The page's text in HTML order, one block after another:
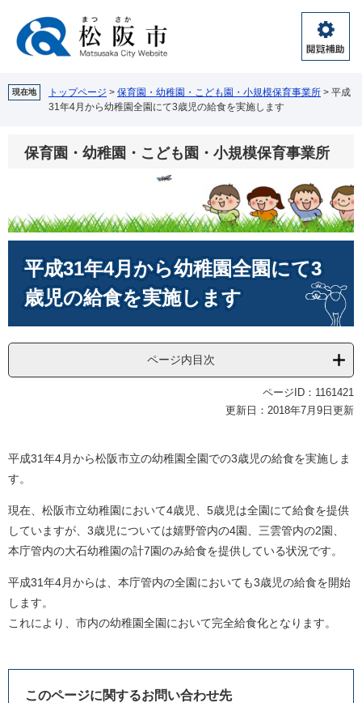
閲
覧
助
現在地 トップページ > 保育園・幼稚園・こども園・小規模保育事業所 > 平成
31年4月から幼稚園全園にて3歳児の給食を実施します
保育園・幼稚園・こども園・小規模保育事業所
平成31年4月から幼稚園全園にて3
歳児の給食を実施します
ページ内目次
ページID：1161421
更新日：2018年7月9日更新
平成31年4月から松阪市立の幼稚園全園での3歳児の給食を実施しま
す。
現在、松阪市立幼稚園において4歳児、5歳児は全園にて給食を提供
していますが、3歳児については嬉野管内の4園、三雲管内の2園、
本庁管内の大石幼稚園の計7園のみ給食を提供している状況です。
平成31年4月からは、本庁管内の全園においても3歳児の給食を開始
します。
これにより、市内の幼稚園全園において完全給食化となります。
このページに関するお問い合わせ先